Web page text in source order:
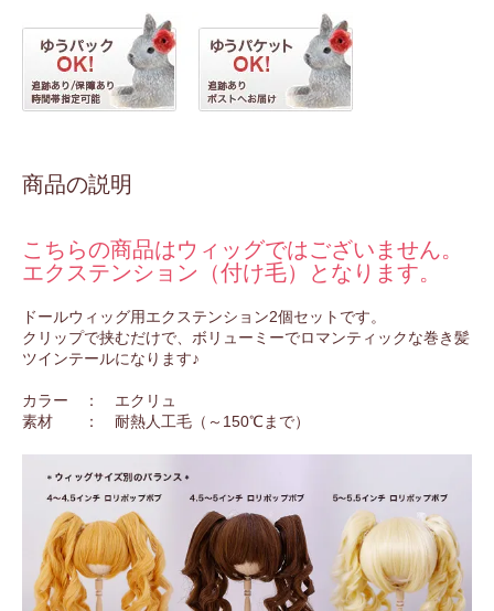
商品の説明
こちらの商品はウィッグではございません。
エクステンション（付け毛）となります。
ドールウィッグ用エクステンション2個セットです。
クリップで挟むだけで、ボリューミーでロマンティックな巻き髪
ツインテールになります♪
カラー ： エクリュ
素材 ： 耐熱人工毛（～150℃まで）